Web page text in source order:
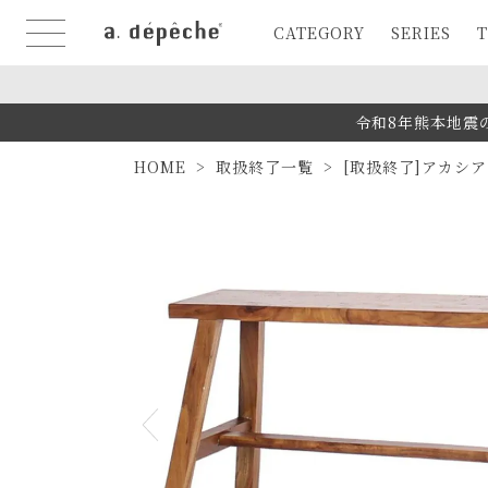
CATEGORY SERIES
令和8年熊本地震
HOME 取扱終了一覧 [取扱終了]アカシ